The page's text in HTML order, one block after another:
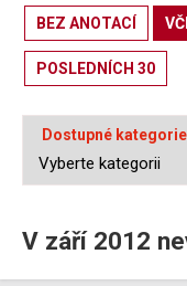
BEZ ANOTACÍ
POSLEDNÍCH 30
Dostupné kategorie
V září 2012